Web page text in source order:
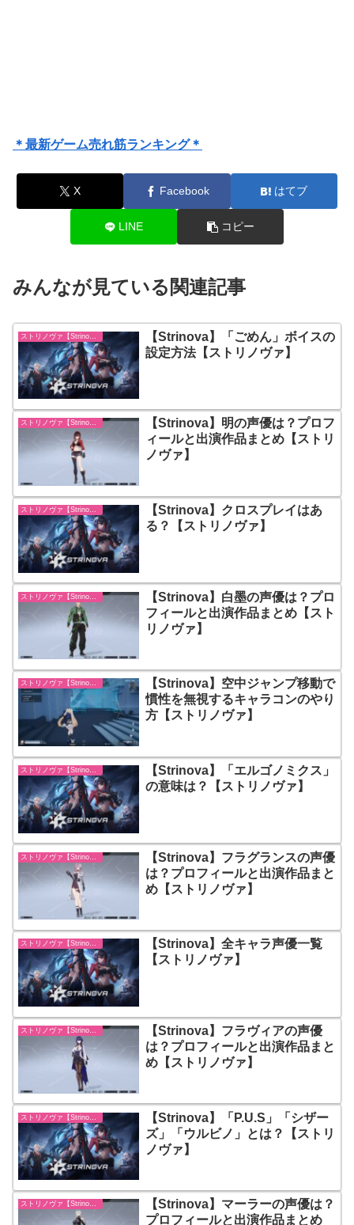
＊最新ゲーム売れ筋ランキング＊
X Facebook はてブ
LINE コピー
みんなが見ている関連記事
【Strinova】「ごめん」ボイスの
設定方法【ストリノヴァ】
ストリノヴァ【Strinova】
【Strinova】明の声優は？プロフ
ィールと出演作品まとめ【ストリ
ノヴァ】
【Strinova】クロスプレイはあ
る？【ストリノヴァ】
【Strinova】白墨の声優は？プロ
フィールと出演作品まとめ【スト
リノヴァ】
ストリノヴァ【Strinova】
【Strinova】空中ジャンプ移動で
慣性を無視するキャラコンのやり
方【ストリノヴァ】
【Strinova】「エルゴノミクス」
の意味は？【ストリノヴァ】
【Strinova】フラグランスの声優
は？プロフィールと出演作品まと
め【ストリノヴァ】
ストリノヴァ【Strinova】
【Strinova】全キャラ声優一覧
【ストリノヴァ】
【Strinova】フラヴィアの声優
は？プロフィールと出演作品まと
め【ストリノヴァ】
【Strinova】「P.U.S」「シザー
ズ」「ウルビノ」とは？【ストリ
ノヴァ】
ストリノヴァ【Strinova】
【Strinova】マーラーの声優は？
プロフィールと出演作品まとめ